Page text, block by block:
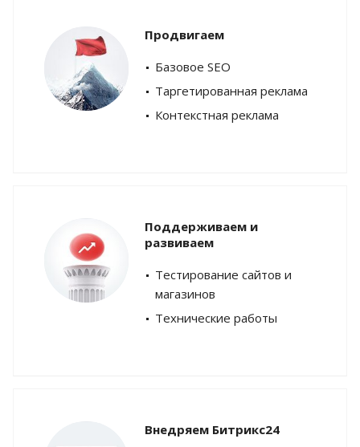
Продвигаем
Базовое SEO
Таргетированная реклама
Контекстная реклама
Поддерживаем и
развиваем
Тестирование сайтов и
магазинов
Технические работы
Внедряем Битрикс24